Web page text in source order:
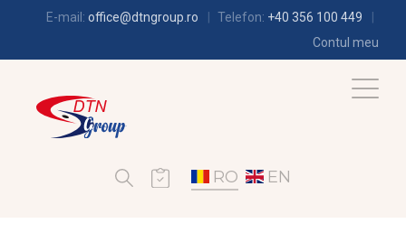
E-mail: office@dtngroup.ro Telefon: +40 356 100 449
Contul meu
RO EN